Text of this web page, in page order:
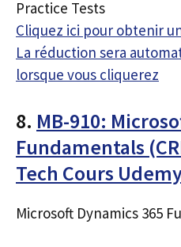
Practice Tests
Cliquez ici pour obtenir
La réduction sera
lorsque vous cliquerez
8. MB-910:
Fundamentals
Tech Cours
Microsoft Dynamics 365